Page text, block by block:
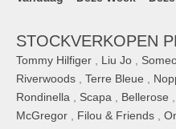
STOCKVERKOPEN
Tommy Hilfiger , Liu Jo ,
Riverwoods , Terre Bleue ,
Rondinella , Scapa , Bellerose ,
McGregor , Filou & Friends ,